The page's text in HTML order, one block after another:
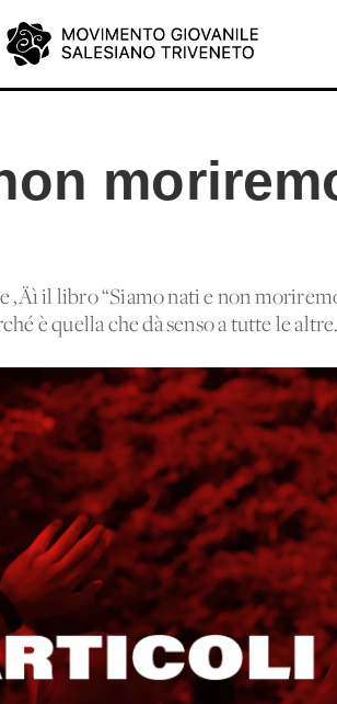
‚Äì il libro “Siamo nati e non
è quella che dà senso a tutte le